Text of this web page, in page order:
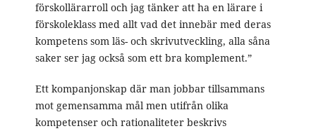
förskollärarroll och jag tänker att ha en lärare i
förskoleklass med allt vad det innebär med deras
kompetens som läs- och skrivutveckling, alla såna
saker ser jag också som ett bra komplement.”
Ett kompanjonskap där man jobbar tillsammans
mot gemensamma mål men utifrån olika
kompetenser och rationaliteter beskrivs